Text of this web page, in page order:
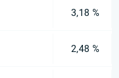
3,18 %
2,48 %